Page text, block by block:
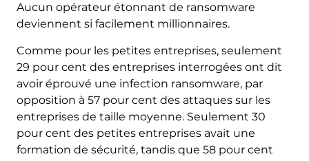
Aucun opérateur étonnant de ransomware
deviennent si facilement millionnaires.
Comme pour les petites entreprises, seulement
29 pour cent des entreprises interrogées ont dit
avoir éprouvé une infection ransomware, par
opposition à 57 pour cent des attaques sur les
entreprises de taille moyenne. Seulement 30
pour cent des petites entreprises avait une
formation de sécurité, tandis que 58 pour cent